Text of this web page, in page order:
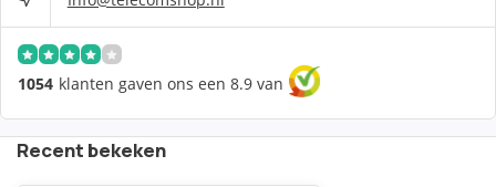
1054 klanten gaven ons een 8.9 van
Recent bekeken